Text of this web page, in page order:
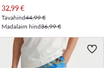
Praegune hind
32,99€
Tavahind44,99 €
Madalaim hind36,99 €